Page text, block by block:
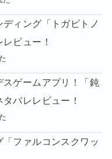
ィング「トガビトノ
ビュー！
ゲームアプリ！「鈍
バレレビュー！
ファルコンスクワッ